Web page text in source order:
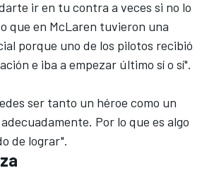
ir en tu contra a veces si no lo
que en McLaren tuvieron una
porque uno de los pilotos recibió
e iba a empezar último sí o sí".
ser tanto un héroe como un
Por lo que es algo
de lograr".